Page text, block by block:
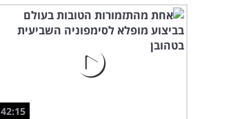
42:15